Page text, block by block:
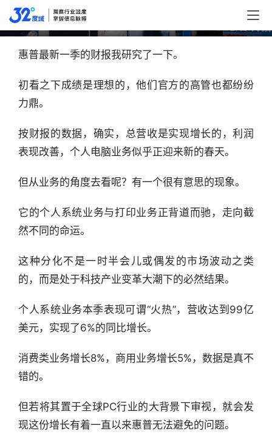
原创 惠普究竟怎么了？
惠普最新一季的财报我研究了一下。
初看之下成绩是理想的，他们官方的高管也都纷纷
力鼎。
按财报的数据，确实，总营收是实现增长的，利润
表现改善，个人电脑业务似乎正迎来新的春天。
但从业务的角度去看呢？有一个很有意思的现象。
它的个人系统业务与打印业务正背道而驰，走向截
然不同的命运。
这种分化不是一时半会儿或偶发的市场波动之类
的，而是处于科技产业变革大潮下的必然结果。
个人系统业务本季表现可谓“火热”，营收达到99亿
美元，实现了6%的同比增长。
消费类业务增长8%，商用业务增长5%，数据是真不
错的。
但若将其置于全球PC行业的大背景下审视，就会发
现这份增长有着一直以来惠普无法避免的问题。